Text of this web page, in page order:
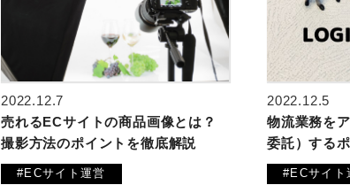
2022.12.7
売れるECサイトの商品画像とは？
撮影方法のポイントを徹底解説
#ECサイト運営
2022.12.5
物流業務を
委託）する
#ECサイト